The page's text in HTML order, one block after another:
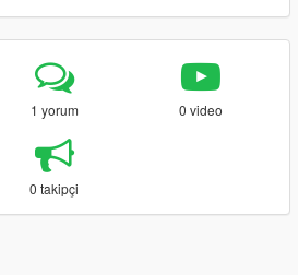
1 yorum 0 video
0 takipçi